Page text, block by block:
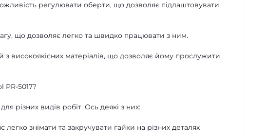
регулювати оберти, що дозволяє підлаштовувати
що дозволяє легко та швидко працювати з ним.
з високоякісних матеріалів, що дозволяє йому прослужити
5017?
різних видів робіт. Ось деякі з них:
легко знімати та закручувати гайки на різних деталях